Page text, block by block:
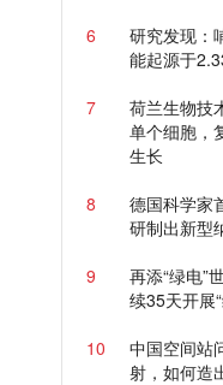
6
研究发现：
能起源于
7
荷兰生物技
单个细胞，
生长
8
德国科学家
研制出新型
9
再添“绿电”
续35天开展
10
中国空间站
射，如何造